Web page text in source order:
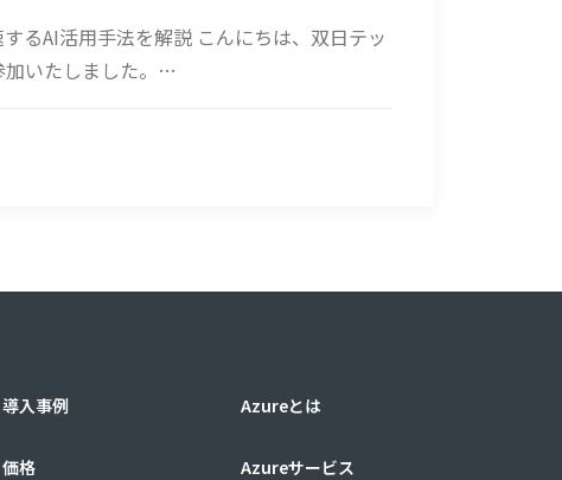
るAI活用手法を解説 こんにちは、双日テッ
加いたしました。…
導入事例
価格
Azureとは
Azureサービス